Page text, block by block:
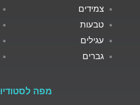
צמידים
טבעות
עגילים
גברים
מפה לסטודיו